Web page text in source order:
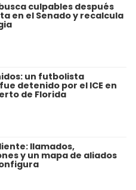
culpables después
en el Senado y recalcula
un futbolista
detenido por el ICE en
de Florida
llamados,
y un mapa de aliados